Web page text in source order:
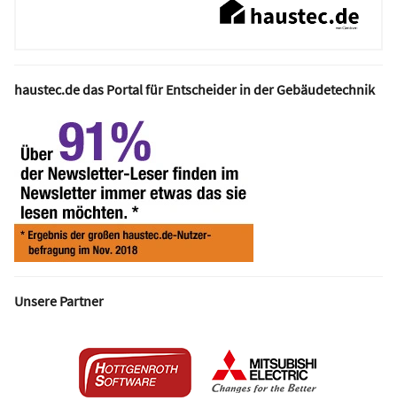
haustec.de das Portal für Entscheider in der Gebäudetechnik
Unsere Partner